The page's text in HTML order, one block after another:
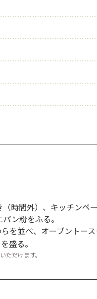
時間外）、キッチンペ
ン粉をふる。
を並べ、オーブントース
盛る。
ただけます。